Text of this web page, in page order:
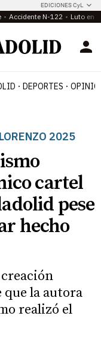
EDICIONES CyL
Accidente N-122 Luto en
DEPORTES
2025
cartel
pese
hecho
que la autora
realizó el